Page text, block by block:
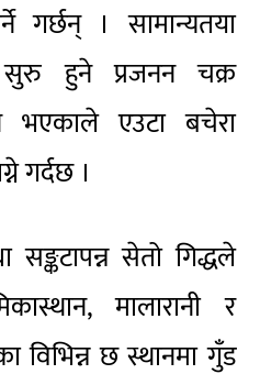
गर्छन् । सामान्यतया
सुरु हुने प्रजनन चक्र
एउटा बचेरा
गर्दछ ।
सङ्कटापन्न सेतो गिद्धले
मालारानी र
विभिन्न छ स्थानमा गुँड